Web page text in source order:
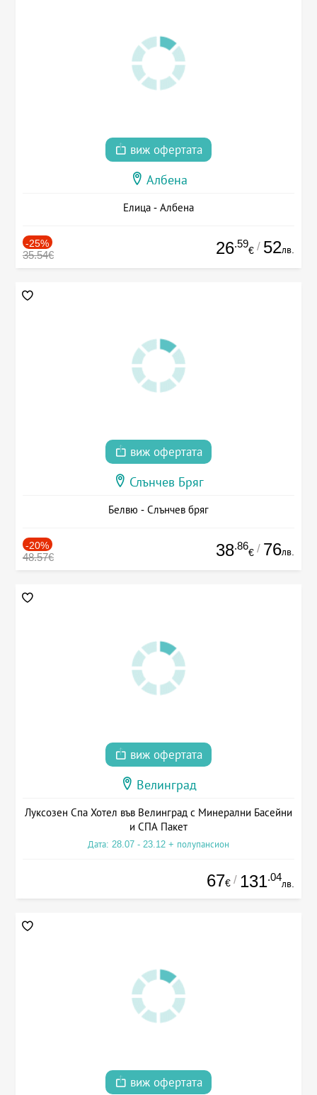
виж офертата
Албена
Елица - Албена
-25%
35.54€ 26.59
€ / 52лв.
виж офертата
Слънчев Бряг
Белвю - Слънчев бряг
-20%
48.57€ 38.86
€ / 76лв.
виж офертата
Велинград
Луксозен Спа Хотел във Велинград с Минерални Басейни
и СПА Пакет
Дата: 28.07 - 23.12 + полупансион
67€ / 131.04
лв.
виж офертата